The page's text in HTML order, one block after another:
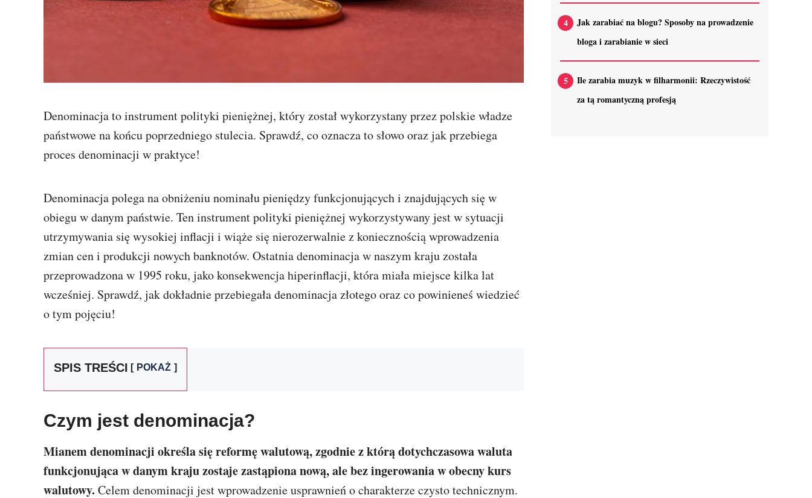
Denominacja to instrument polityki pieniężnej, który został wykorzystany przez polskie władze
państwowe na końcu poprzedniego stulecia. Sprawdź, co oznacza to słowo oraz jak przebiega
proces denominacji w praktyce!
Denominacja polega na obniżeniu nominału pieniędzy funkcjonujących i znajdujących się w
obiegu w danym państwie. Ten instrument polityki pieniężnej wykorzystywany jest w sytuacji
utrzymywania się wysokiej inflacji i wiąże się nierozerwalnie z koniecznością wprowadzenia
zmian cen i produkcji nowych banknotów. Ostatnia denominacja w naszym kraju została
przeprowadzona w 1995 roku, jako konsekwencja hiperinflacji, która miała miejsce kilka lat
wcześniej. Sprawdź, jak dokładnie przebiegała denominacja złotego oraz co powinieneś wiedzieć
o tym pojęciu!
SPIS TREŚCI POKAŻ
Czym jest denominacja?
Mianem denominacji określa się reformę walutową, zgodnie z którą dotychczasowa waluta
funkcjonująca w danym kraju zostaje zastąpiona nową, ale bez ingerowania w obecny kurs
walutowy. Celem denominacji jest wprowadzenie usprawnień o charakterze czysto technicznym.
Jak zarabiać na blogu? Sposoby na prowadzenie
bloga i zarabianie w sieci
Ile zarabia muzyk w filharmonii: Rzeczywistość
za tą romantyczną profesją